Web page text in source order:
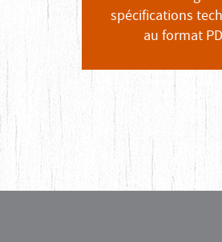
spécifications
au format